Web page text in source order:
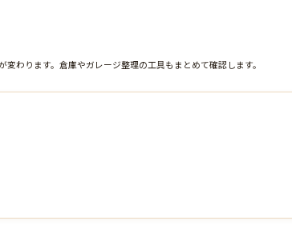
わります。倉庫やガレージ整理の工具もまとめて確認します。